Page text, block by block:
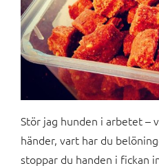
Stör jag hunden i arbetet –
händer, vart har du
stoppar du handen i fickan